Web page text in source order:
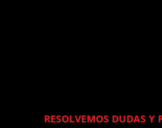
RESOLVEMOS DUDAS Y